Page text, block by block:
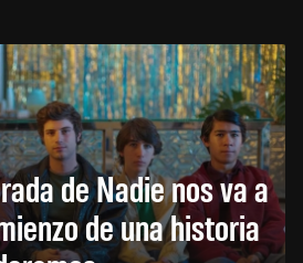
de Nadie nos va a
de una historia